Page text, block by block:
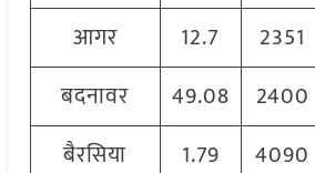
आगर 12.7 2351
बदनावर
49.08 2400
बैरसिया
1.79 4090